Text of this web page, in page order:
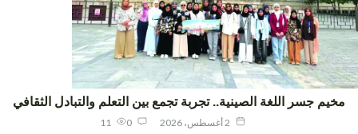
جسر اللغة الصينية.. تجربة تجمع بين التعلم والتبادل الثقافي
11